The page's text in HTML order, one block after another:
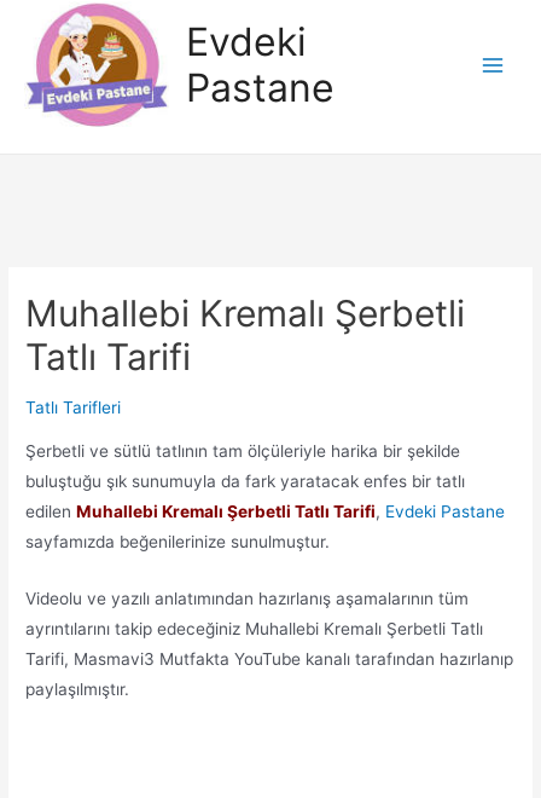
Evdeki
Pastane
Muhallebi Kremalı Şerbetli
Tatlı Tarifi
Tatlı Tarifleri
Şerbetli ve sütlü tatlının tam ölçüleriyle harika bir şekilde
buluştuğu şık sunumuyla da fark yaratacak enfes bir tatlı
edilenMuhallebi Kremalı Şerbetli Tatlı Tarifi, Evdeki Pastane
sayfamızda beğenilerinize sunulmuştur.
Videolu ve yazılı anlatımından hazırlanış aşamalarının tüm
ayrıntılarını takip edeceğiniz Muhallebi Kremalı Şerbetli Tatlı
Tarifi, Masmavi3 Mutfakta YouTube kanalı tarafından hazırlanıp
paylaşılmıştır.